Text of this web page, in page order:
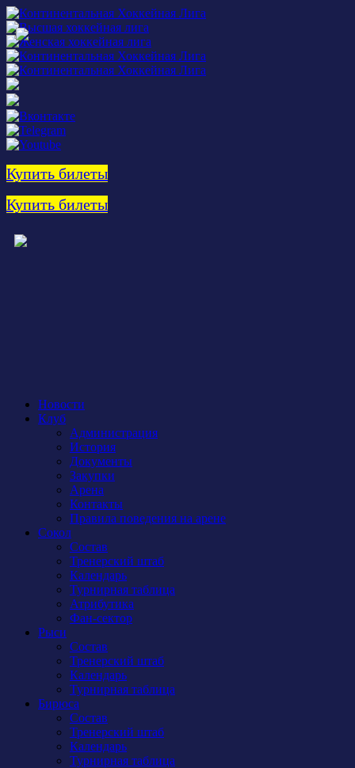
Купить билеты
Купить билеты
Новости
Клуб
Администрация
История
Документы
Закупки
Арена
Контакты
Правила поведения на арене
Сокол
Состав
Тренерский штаб
Календарь
Турнирная таблица
Атрибутика
Фан-сектор
Рыси
Состав
Тренерский штаб
Календарь
Турнирная таблица
Бирюса
Состав
Тренерский штаб
Календарь
Турнирная таблица